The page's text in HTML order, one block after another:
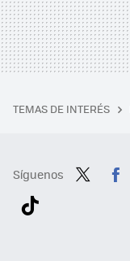
TEMAS DE INTERÉS
Síguenos